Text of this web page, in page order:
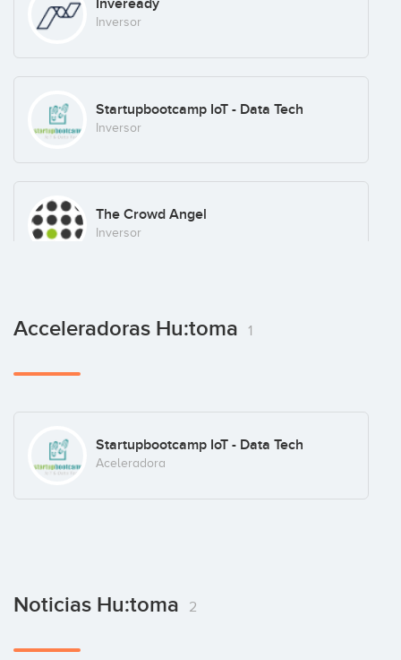
Inveready
Inversor
Startupbootcamp IoT - Data Tech
Inversor
The Crowd Angel
Inversor
Acceleradoras Hu:toma 1
Startupbootcamp IoT - Data Tech
Aceleradora
Noticias Hu:toma 2